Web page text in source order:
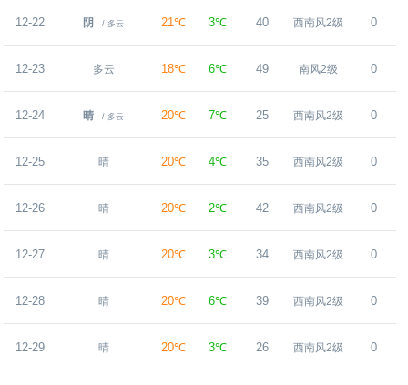
12-22 阴 / 多云 21℃ 3℃ 40 西南风2级 0
12-23 多云 18℃ 6℃ 49 南风2级 0
12-24 晴 / 多云 20℃ 7℃ 25 西南风2级 0
12-25 晴 20℃ 4℃ 35 西南风2级 0
12-26 晴 20℃ 2℃ 42 西南风2级 0
12-27 晴 20℃ 3℃ 34 西南风2级 0
12-28 晴 20℃ 6℃ 39 西南风2级 0
12-29 晴 20℃ 3℃ 26 西南风2级 0